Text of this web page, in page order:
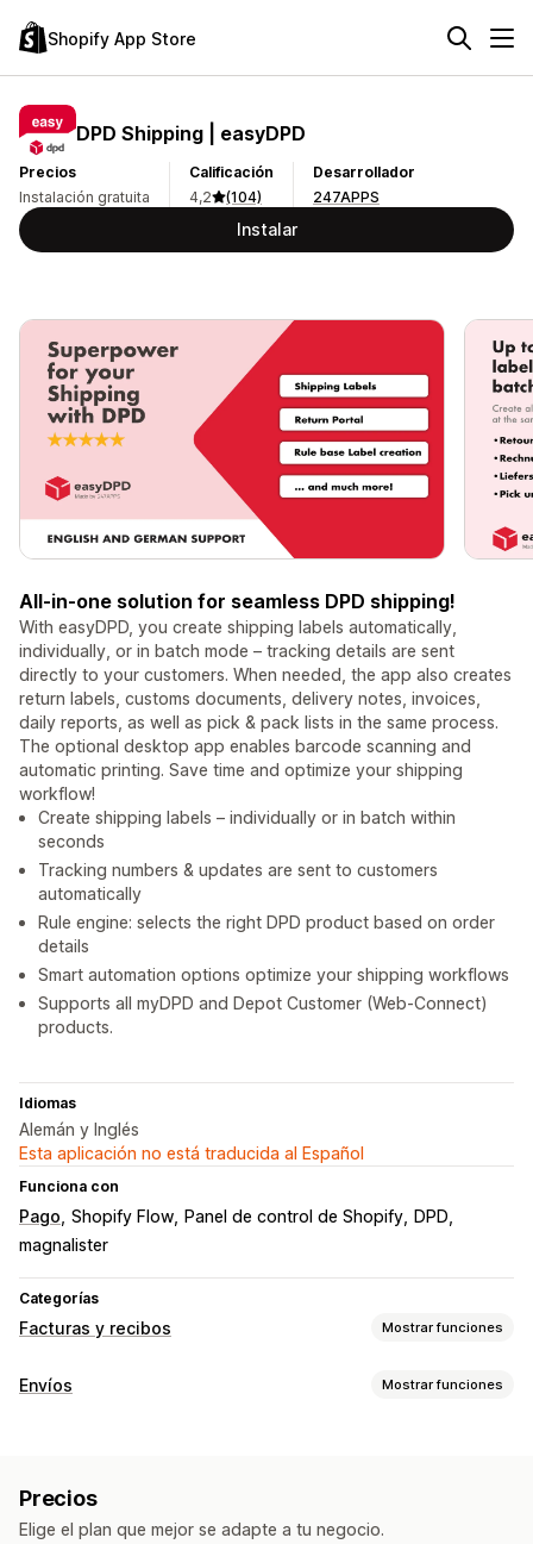
Shopify App Store
DPD Shipping | easyDPD
Precios
Instalación gratuita
Calificación
4,2
(104)
Desarrollador
247APPS
Instalar
All-in-one solution for seamless DPD shipping!
With easyDPD, you create shipping labels automatically,
individually, or in batch mode – tracking details are sent
directly to your customers. When needed, the app also creates
return labels, customs documents, delivery notes, invoices,
daily reports, as well as pick & pack lists in the same process.
The optional desktop app enables barcode scanning and
automatic printing. Save time and optimize your shipping
workflow!
Create shipping labels – individually or in batch within
seconds
Tracking numbers & updates are sent to customers
automatically
Rule engine: selects the right DPD product based on order
details
Smart automation options optimize your shipping workflows
Supports all myDPD and Depot Customer (Web-Connect)
products.
Idiomas
Alemán y Inglés
Esta aplicación no está traducida al Español
Funciona con
Pago Shopify Flow Panel de control de Shopify
DPD
magnalister
Categorías
Facturas y recibos Mostrar funciones
Tipos de documentos
Personalización
Números de factura
Cálculo de impuestos
Envíos Mostrar funciones
Validación de direcciones
Documentos aduaneros Etiquetas de devolución
Precios
Elige el plan que mejor se adapte a tu negocio.